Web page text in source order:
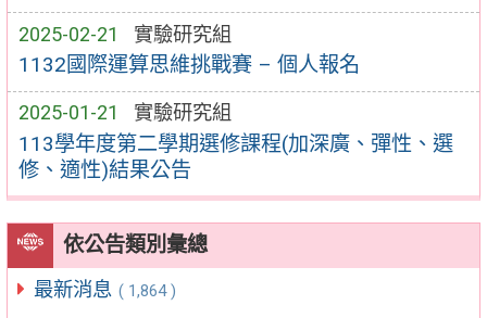
2025-02-21 實驗研究組
1132國際運算思維挑戰賽 – 個人報名
2025-01-21 實驗研究組
113學年度第二學期選修課程(加深廣、彈性、選
修、適性)結果公告
依公告類別彙總
最新消息 ( 1,864 )